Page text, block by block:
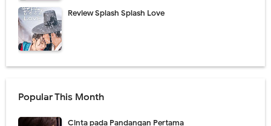
Review Splash Splash Love
Popular This Month
Cinta pada Pandangan Pertama